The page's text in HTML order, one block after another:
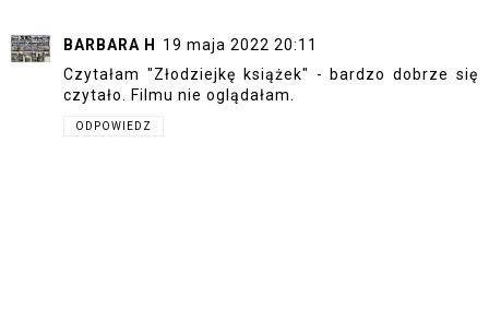
BARBARA H
19 maja 2022 20:11
Czytałam "Złodziejkę książek" - bardzo dobrze się
czytało. Filmu nie oglądałam.
ODPOWIEDZ